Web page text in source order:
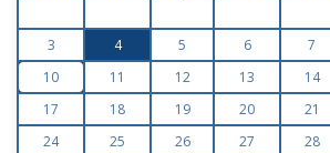
3
4 5 6 7
10
11 12 13 14
17
18 19 20 21
24
25 26 27 28